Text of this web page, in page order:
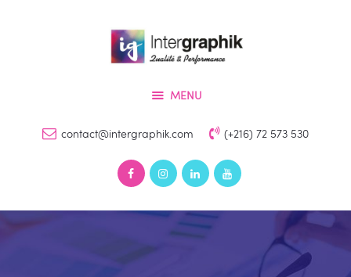
MENU
contact@intergraphik.com (+216) 72 573 530
INTERGRAPHIK
Services
Devis
Contact